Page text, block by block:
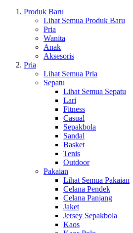
Produk Baru
Lihat Semua Produk Baru
Pria
Wanita
Anak
Aksesoris
Pria
Lihat Semua Pria
Sepatu
Lihat Semua Sepatu
Lari
Fitness
Casual
Sepakbola
Sandal
Basket
Tenis
Outdoor
Pakaian
Lihat Semua Pakaian
Celana Pendek
Celana Panjang
Jaket
Jersey Sepakbola
Kaos